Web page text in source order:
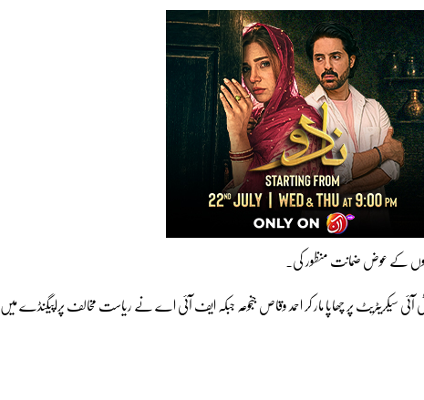
سیکریٹریٹ پر چھاپا مار کر احمد وقاص جنجوعہ جبکہ ایف آئی اے نے ریاست مخالف پراپیگنڈے میں